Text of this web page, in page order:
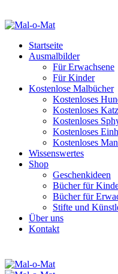
Startseite
Ausmalbilder
Für Erwachsene
Für Kinder
Kostenlose Malbücher
Kostenloses
Kostenloses
Kostenloses
Kostenloses
Kostenloses
Wissenswertes
Shop
Geschenkideen
Bücher für
Bücher für
Stifte und
Über uns
Kontakt